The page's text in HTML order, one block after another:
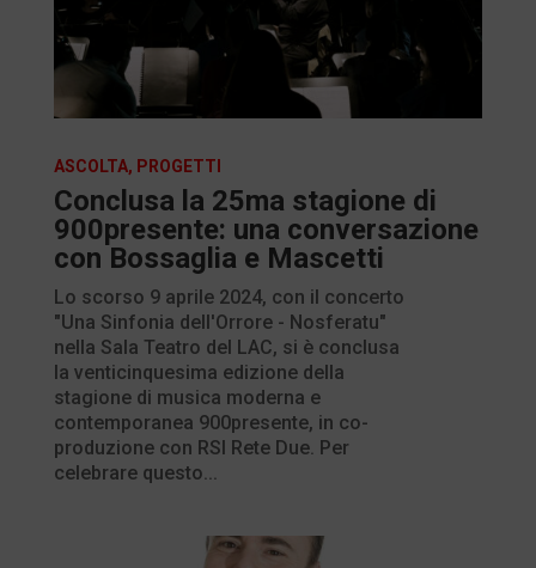
Conclusa la 25ma stagione di
900presente: una conversazione
con Bossaglia e Mascetti
ASCOLTA, PROGETTI
Lo scorso 9 aprile 2024, con il concerto
"Una Sinfonia dell'Orrore - Nosferatu"
nella Sala Teatro del LAC, si è conclusa
la venticinquesima edizione della
stagione di musica moderna e
contemporanea 900presente, in co-
produzione con RSI Rete Due. Per
celebrare questo...